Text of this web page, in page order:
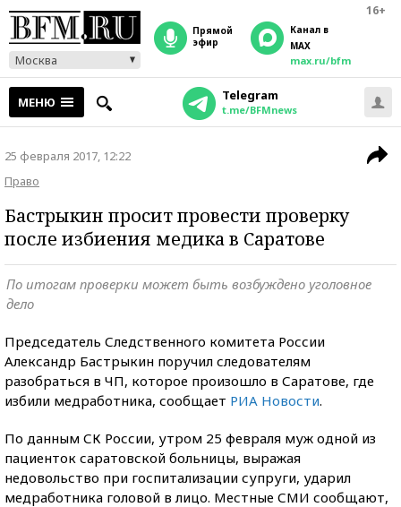
16+
Москва
прямой
эфир
Канал в
MAX
max.ru/bfm
МЕНЮ Telegram
t.me/BFMnews
25 февраля 2017, 12:22
Право
Бастрыкин просит провести проверку
после избиения медика в Саратове
По итогам проверки может быть возбуждено уголовное
дело
Председатель Следственного комитета России
Александр Бастрыкин поручил следователям
разобраться в ЧП, которое произошло в Саратове, где
избили медработника, сообщает РИА Новости.
По данным СК России, утром 25 февраля муж одной из
пациенток саратовской больницы, выражая
недовольство при госпитализации супруги, ударил
медработника головой в лицо. Местные СМИ сообщают,